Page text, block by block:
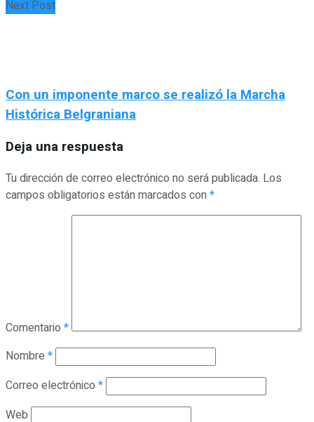
Next Post
Con un imponente marco se realizó la Marcha
Histórica Belgraniana
Deja una respuesta
Tu dirección de correo electrónico no será publicada. Los
campos obligatorios están marcados con*
Comentario *
Nombre *
Correo electrónico *
Web